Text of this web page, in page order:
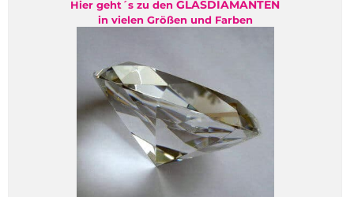
Hier geht´s zu den GLASDIAMANTEN
in vielen Größen und Farben